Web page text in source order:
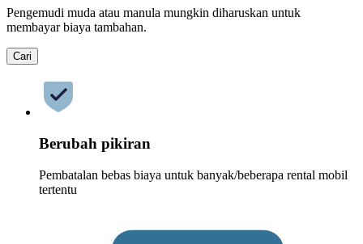
Pengemudi muda atau manula mungkin diharuskan untuk
membayar biaya tambahan.
Cari
Berubah pikiran
Pembatalan bebas biaya untuk banyak/beberapa rental mobil
tertentu